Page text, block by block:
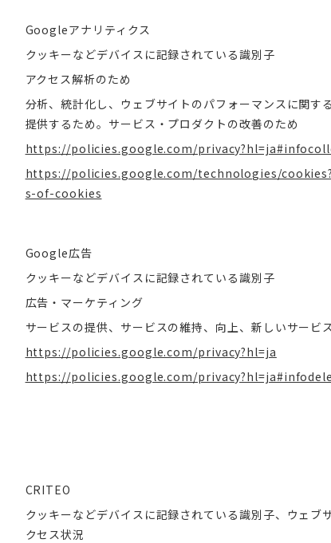
Googleアナリティクス
クッキーなどデバイスに記録されている識別子
アクセス解析のため
分析、統計化し、ウェブサイトのパフォーマンスに関す
提供するため。サービス・プロダクトの改善のため
https://policies.google.com/
https://policies.google.com/technologies/
s-of-cookies
Google広告
クッキーなどデバイスに記録されている識別子
広告・マーケティング
サービスの提供、サービスの維持、向上、新しいサービ
https://policies.google.com/privacy?hl=ja
https://policies.google.com/
CRITEO
クッキーなどデバイスに記録されている識別子、ウェブ
クセス状況